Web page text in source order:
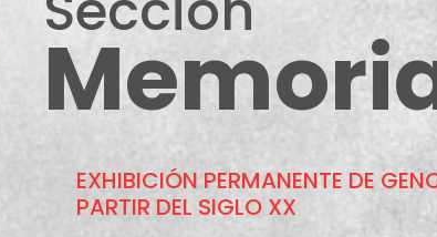
EXHIBICIÓN PERMANENTE DE
PARTIR DEL SIGLO XX